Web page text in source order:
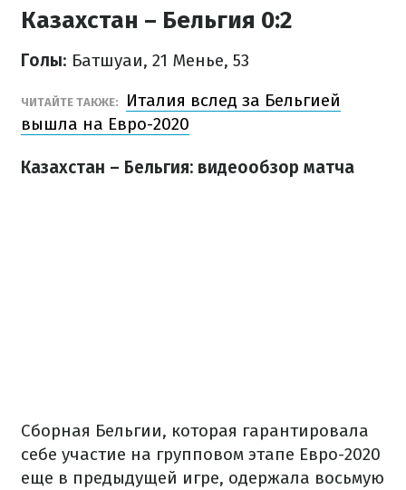
Казахстан – Бельгия 0:2
Голы: Батшуаи, 21 Менье, 53
ЧИТАЙТЕ ТАКЖЕ:
Италия вслед за Бельгией
вышла на Евро-2020
Казахстан – Бельгия: видеообзор матча
Сборная Бельгии, которая гарантировала
себе участие на групповом этапе Евро-2020
еще в предыдущей игре, одержала восьмую